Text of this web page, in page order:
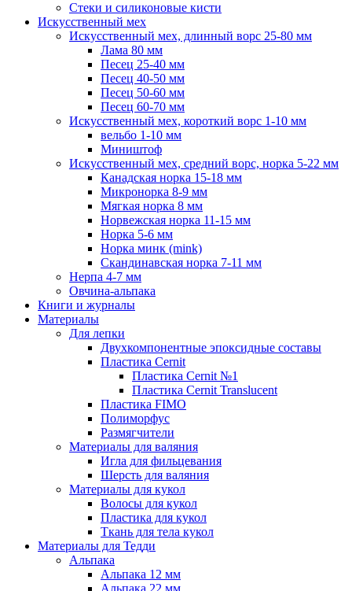
Стеки и силиконовые кисти
Искусственный мех
Искусственный мех, длинный ворс 25-80 мм
Лама 80 мм
Песец 25-40 мм
Песец 40-50 мм
Песец 50-60 мм
Песец 60-70 мм
Искусственный мех, короткий ворс 1-10 мм
вельбо 1-10 мм
Миништоф
Искусственный мех, средний ворс, норка 5-22 мм
Канадская норка 15-18 мм
Микронорка 8-9 мм
Мягкая норка 8 мм
Норвежская норка 11-15 мм
Норка 5-6 мм
Норка минк (mink)
Скандинавская норка 7-11 мм
Нерпа 4-7 мм
Овчина-альпака
Книги и журналы
Материалы
Для лепки
Двухкомпонентные эпоксидные составы
Пластика Cernit
Пластика Cernit №1
Пластика Cernit Translucent
Пластика FIMO
Полиморфус
Размягчители
Материалы для валяния
Игла для фильцевания
Шерсть для валяния
Материалы для кукол
Волосы для кукол
Пластика для кукол
Ткань для тела кукол
Материалы для Тедди
Альпака
Альпака 12 мм
Альпака 22 мм